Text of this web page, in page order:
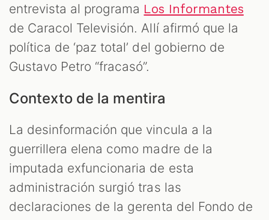
entrevista al programa Los Informantes
de Caracol Televisión. Allí afirmó que la
política de ‘paz total’ del gobierno de
Gustavo Petro “fracasó”.
Contexto de la mentira
La desinformación que vincula a la
guerrillera elena como madre de la
imputada exfuncionaria de esta
administración surgió tras las
declaraciones de la gerenta del Fondo de